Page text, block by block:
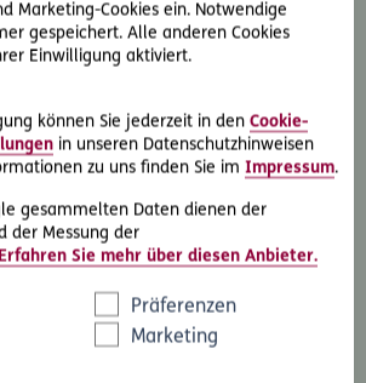
Marketing-Cookies ein. Notwendige
gespeichert. Alle anderen Cookies
Einwilligung aktiviert.
können Sie jederzeit in den Cookie-
in unseren Datenschutzhinweisen
zu uns finden Sie im Impressum.
gesammelten Daten dienen der
der Messung der
Erfahren Sie mehr über diesen Anbieter.
Präferenzen
Marketing
Tausch der Scheibe in ca. 2
Stunden
Ausland
200 Euro weniger
Scheibe
kostenloser Ersatz der
Jahres-Vignette